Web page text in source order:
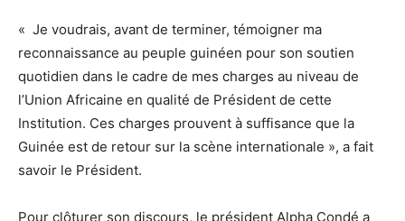
« Je voudrais, avant de terminer, témoigner ma
reconnaissance au peuple guinéen pour son soutien
quotidien dans le cadre de mes charges au niveau de
l’Union Africaine en qualité de Président de cette
Institution. Ces charges prouvent à suffisance que la
Guinée est de retour sur la scène internationale », a fait
savoir le Président.
Pour clôturer son discours, le président Alpha Condé a